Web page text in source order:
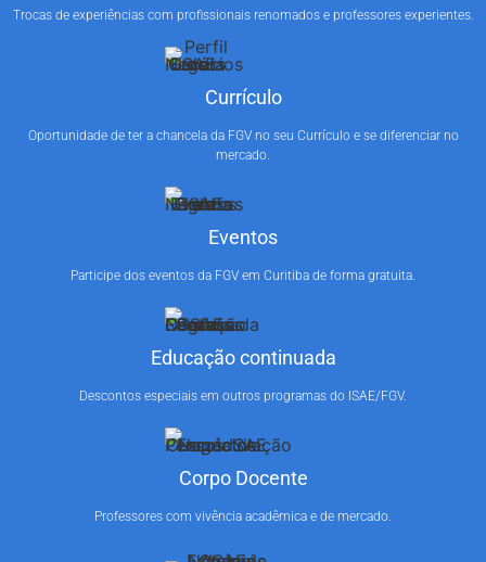
Trocas de experiências com profissionais renomados e professores experientes.
Currículo
Oportunidade de ter a chancela da FGV no seu Currículo e se diferenciar no
mercado.
Eventos
Participe dos eventos da FGV em Curitiba de forma gratuita.
Educação continuada
Descontos especiais em outros programas do ISAE/FGV.
Corpo Docente
Professores com vivência acadêmica e de mercado.